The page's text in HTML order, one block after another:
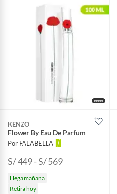
KENZO
Flower By Eau De Parfum
Por FALABELLA
S/ 449 - S/ 569
Llega mañana
Retira hoy